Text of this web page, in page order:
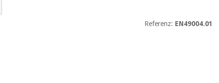
Referenz: EN49004.01